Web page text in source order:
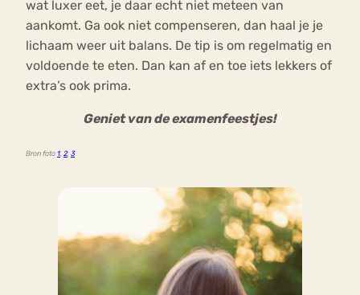
wat luxer eet, je daar echt niet meteen van
aankomt. Ga ook niet compenseren, dan haal je je
lichaam weer uit balans. De tip is om regelmatig en
voldoende te eten. Dan kan af en toe iets lekkers of
extra’s ook prima.
Geniet van de examenfeestjes!
Bron foto 1, 2, 3